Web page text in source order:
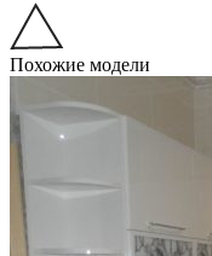
Похожие модели